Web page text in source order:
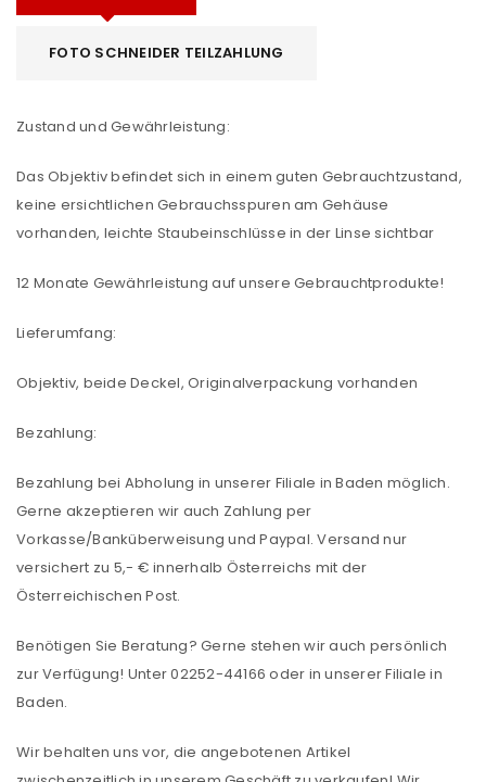
FOTO SCHNEIDER TEILZAHLUNG
Zustand und Gewährleistung:
Das Objektiv befindet sich in einem guten Gebrauchtzustand,
keine ersichtlichen Gebrauchsspuren am Gehäuse
vorhanden, leichte Staubeinschlüsse in der Linse sichtbar
12 Monate Gewährleistung auf unsere Gebrauchtprodukte!
Lieferumfang:
Objektiv, beide Deckel, Originalverpackung vorhanden
Bezahlung:
Bezahlung bei Abholung in unserer Filiale in Baden möglich.
Gerne akzeptieren wir auch Zahlung per
Vorkasse/Banküberweisung und Paypal. Versand nur
versichert zu 5,- € innerhalb Österreichs mit der
Österreichischen Post.
Benötigen Sie Beratung? Gerne stehen wir auch persönlich
zur Verfügung! Unter 02252-44166 oder in unserer Filiale in
Baden.
Wir behalten uns vor, die angebotenen Artikel